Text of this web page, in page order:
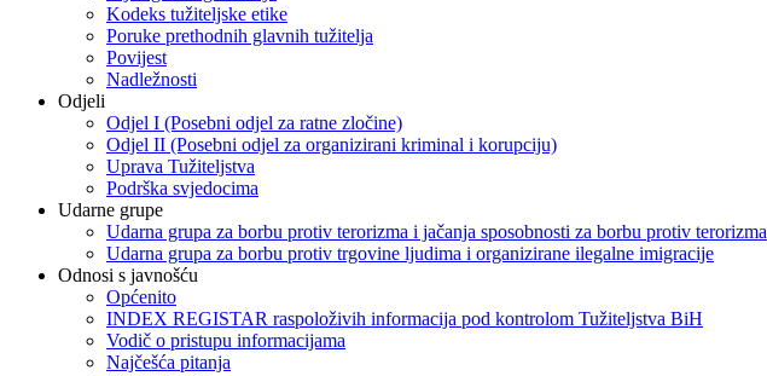
Kodeks tužiteljske etike
Poruke prethodnih glavnih tužitelja
Povijest
Nadležnosti
Odjeli
Odjel I (Posebni odjel za ratne zločine)
Odjel II (Posebni odjel za organizirani kriminal i korupciju)
Uprava Tužiteljstva
Podrška svjedocima
Udarne grupe
Udarna grupa za borbu protiv terorizma i jačanja sposobnosti za borbu protiv terorizma
Udarna grupa za borbu protiv trgovine ljudima i organizirane ilegalne imigracije
Odnosi s javnošću
Općenito
INDEX REGISTAR raspoloživih informacija pod kontrolom Tužiteljstva BiH
Vodič o pristupu informacijama
Najčešća pitanja